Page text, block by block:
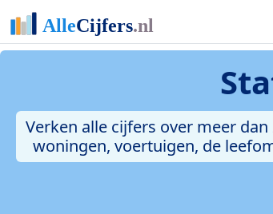
Verken alle cijfers over meer
woningen, voertuigen, de